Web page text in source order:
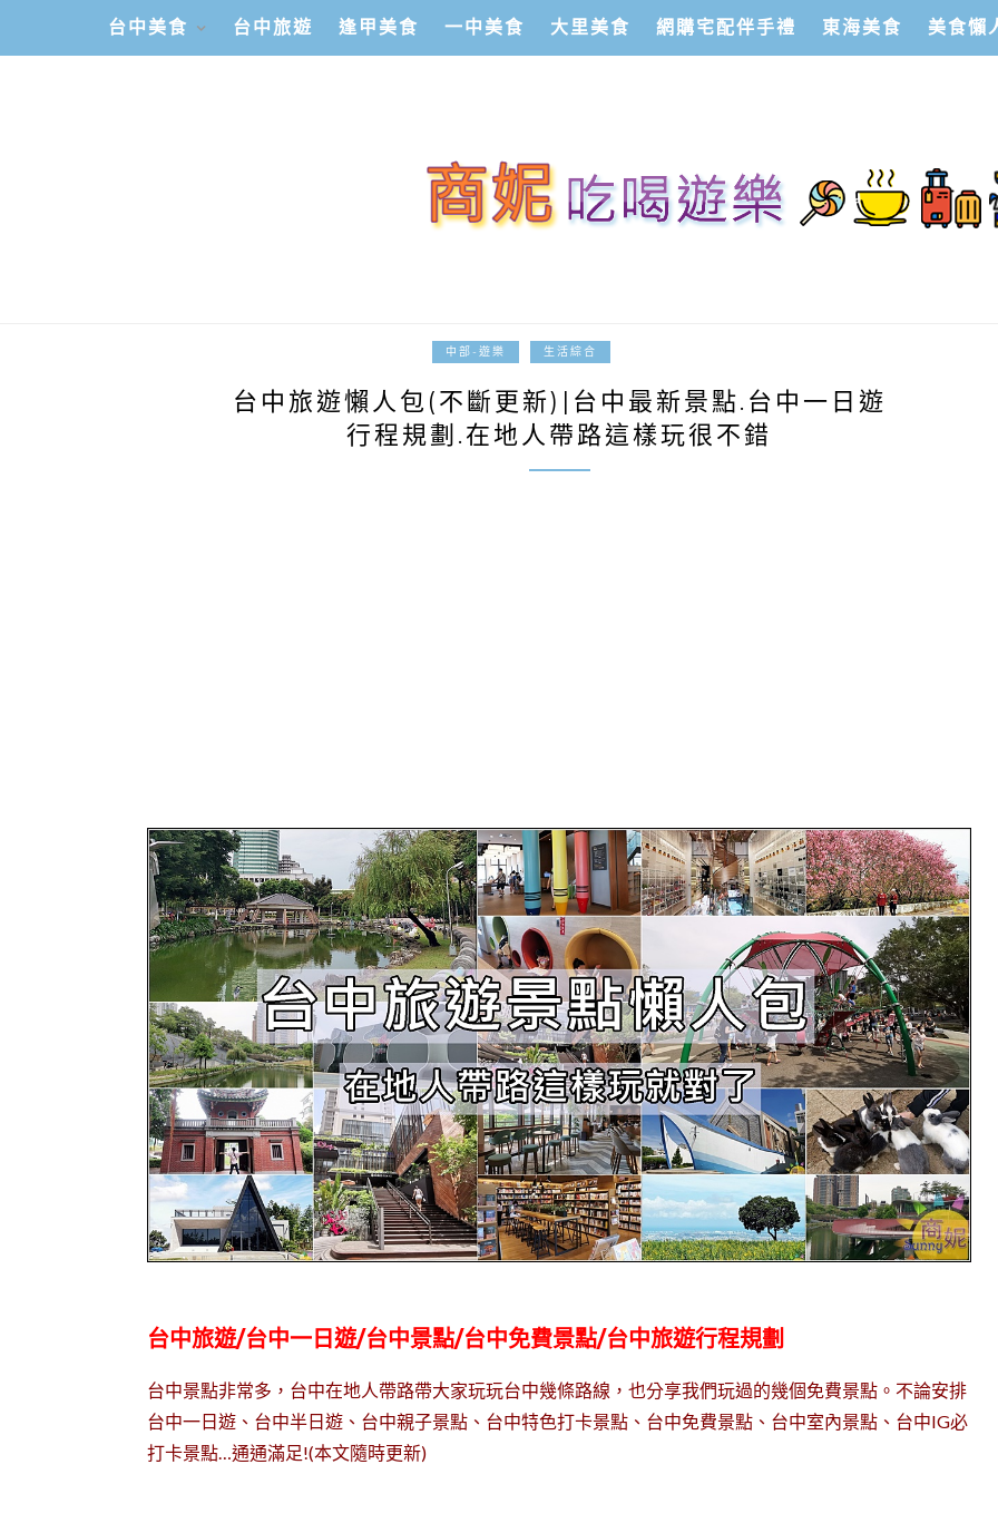
台中美食 台中旅遊 逢甲美食 一中美食 大里美食 網購宅配伴手禮 東海美食 美食懶
中部-遊樂 生活綜合
台中旅遊懶人包(不斷更新)|台中最新景點.台中一日遊
行程規劃.在地人帶路這樣玩很不錯
台中旅遊/台中一日遊/台中景點/台中免費景點/台中旅遊行程規劃
台中景點非常多，台中在地人帶路帶大家玩玩台中幾條路線，也分享我們玩過的幾個免費景點。不論安排
台中一日遊、台中半日遊、台中親子景點、台中特色打卡景點、台中免費景點、台中室內景點、台中IG必
打卡景點…通通滿足!(本文隨時更新)